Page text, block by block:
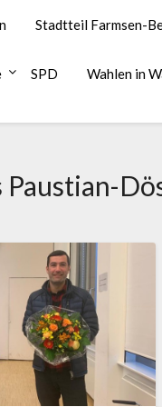
Stadtteil Farmsen-
SPD Wahlen in
Paustian-